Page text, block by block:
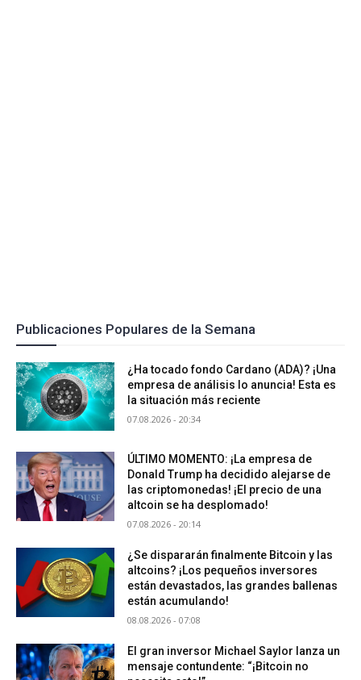
Publicaciones Populares de la Semana
¿Ha tocado fondo Cardano (ADA)? ¡Una
empresa de análisis lo anuncia! Esta es
la situación más reciente
07.08.2026 - 20:34
ÚLTIMO MOMENTO: ¡La empresa de
Donald Trump ha decidido alejarse de
las criptomonedas! ¡El precio de una
altcoin se ha desplomado!
07.08.2026 - 20:14
¿Se dispararán finalmente Bitcoin y las
altcoins? ¡Los pequeños inversores
están devastados, las grandes ballenas
están acumulando!
08.08.2026 - 07:08
El gran inversor Michael Saylor lanza un
mensaje contundente: “¡Bitcoin no